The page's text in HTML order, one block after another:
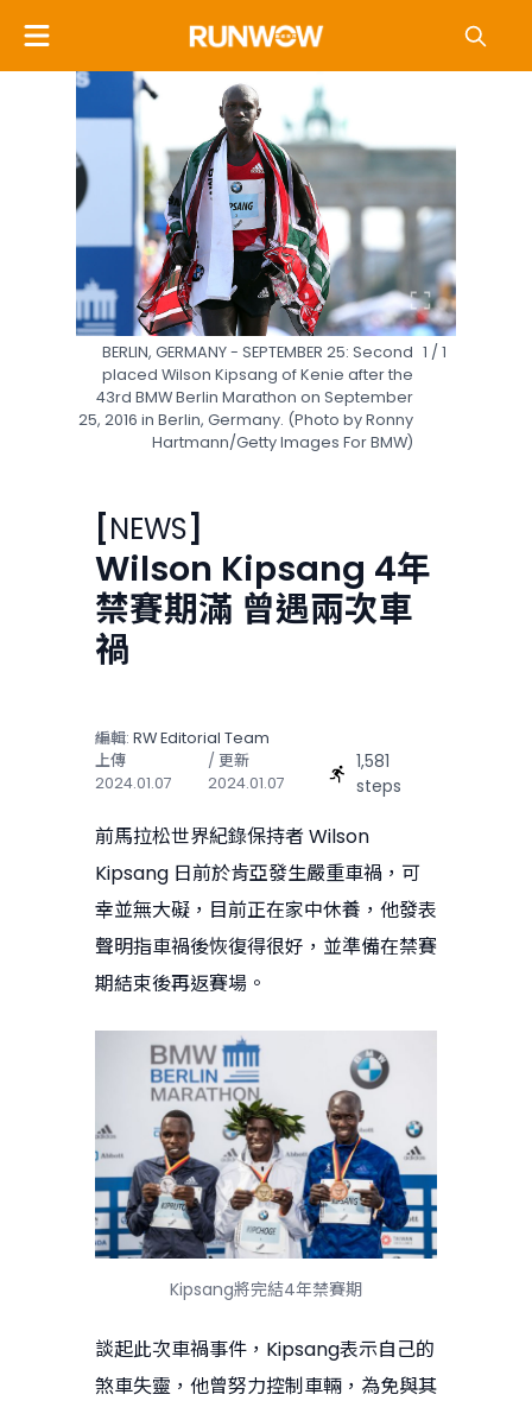
BERLIN, GERMANY - SEPTEMBER 25: Second
placed Wilson Kipsang of Kenie after the
43rd BMW Berlin Marathon on September
25, 2016 in Berlin, Germany. (Photo by Ronny
Hartmann/Getty Images For BMW)
1 / 1
[NEWS]
Wilson Kipsang 4年
禁賽期滿 曾遇兩次車
禍
編輯: RW Editorial Team
上傳
2024.01.07
/ 更新
2024.01.07
1,581
steps
前馬拉松世界紀錄保持者 Wilson
Kipsang 日前於肯亞發生嚴重車禍，可
幸並無大礙，目前正在家中休養，他發表
聲明指車禍後恢復得很好，並準備在禁賽
期結束後再返賽場。
Kipsang將完結4年禁賽期
談起此次車禍事件，Kipsang表示自己的
煞車失靈，他曾努力控制車輛，為免與其